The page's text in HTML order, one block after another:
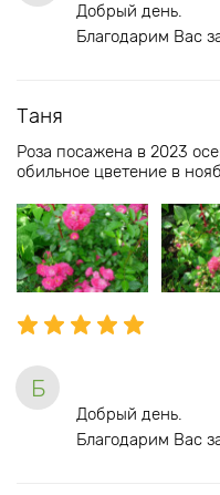
Добрый день.
Благодарим Вас
Таня
Роза посажена в 2023
обильное цветение в
Б
Добрый день.
Благодарим Вас